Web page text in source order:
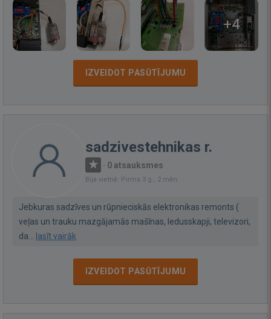
+4
IZVEIDOT PASŪTĪJUMU
sadzivestehnikas r.
· 0 atsauksmes
Bija vietnē: Pirms 3 g., 2 mēn.
Jebkuras sadzīves un rūpnieciskās elektronikas remonts (
veļas un trauku mazgājamās mašīnas, ledusskapji, televizori,
da... lasīt vairāk
IZVEIDOT PASŪTĪJUMU